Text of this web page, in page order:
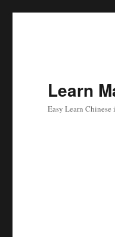
Learn
Easy Learn Chinese